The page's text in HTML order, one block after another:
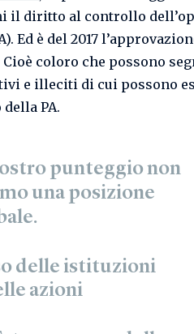
il diritto al controllo
Ed è del 2017
Cioè coloro che possono
e illeciti di cui possono
PA.
punteggio non
una posizione
delle istituzioni
azioni